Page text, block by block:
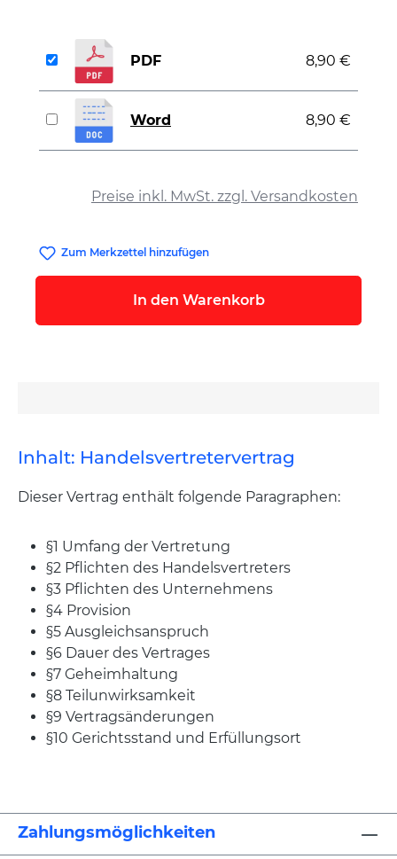
Preise inkl. MwSt. zzgl. Versandkosten
PDF 8,90 €
Word 8,90 €
Zum Merkzettel hinzufügen
In den Warenkorb
Inhalt: Handelsvertretervertrag
Dieser Vertrag enthält folgende Paragraphen:
§1 Umfang der Vertretung
§2 Pflichten des Handelsvertreters
§3 Pflichten des Unternehmens
§4 Provision
§5 Ausgleichsanspruch
§6 Dauer des Vertrages
§7 Geheimhaltung
§8 Teilunwirksamkeit
§9 Vertragsänderungen
§10 Gerichtsstand und Erfüllungsort
Zahlungsmöglichkeiten